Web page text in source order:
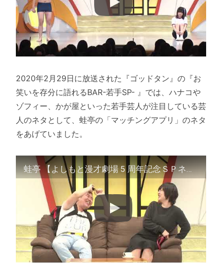
2020年2月29日に放送された『ゴッドタン』の『お
笑いを存分に語れるBAR-若手SP- 』では、ハナコや
ゾフィー、かが屋といった若手芸人が注目している芸
人のネタとして、蛙亭の「マッチングアプリ」のネタ
をあげていました。
蛙亭 【よしもと漫才劇場 5 周年記念ＳＰネタ】